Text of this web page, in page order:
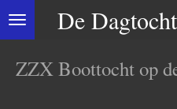
Ga
direct
naar
De
ZZX Boottocht op